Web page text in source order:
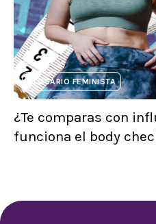
GLOSARIO FEMINISTA
¿Te comparas con
funciona el body